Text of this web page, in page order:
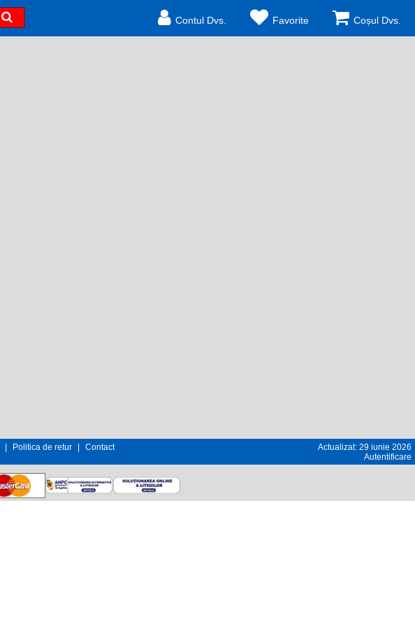
Contul Dvs. Favorite Coșul Dvs.
Politica de retur Contact
Actualizat: 29 iunie 2026
Autentificare